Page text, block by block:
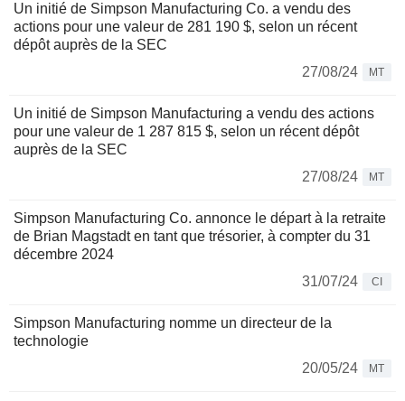
Un initié de Simpson Manufacturing Co. a vendu des
actions pour une valeur de 281 190 $, selon un récent
dépôt auprès de la SEC
27/08/24
MT
Un initié de Simpson Manufacturing a vendu des actions
pour une valeur de 1 287 815 $, selon un récent dépôt
auprès de la SEC
27/08/24
MT
Simpson Manufacturing Co. annonce le départ à la retraite
de Brian Magstadt en tant que trésorier, à compter du 31
décembre 2024
31/07/24
CI
Simpson Manufacturing nomme un directeur de la
technologie
20/05/24
MT